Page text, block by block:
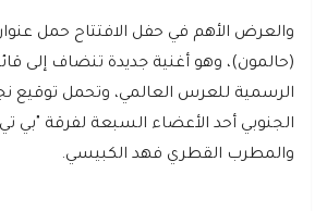
والعرض الأهم في حفل الافتتاح حمل عنوان
(حالمون)، وهو أغنية جديدة تنضاف إلى
الرسمية للعرس العالمي، وتحمل توقيع
الجنوبي أحد الأعضاء السبعة لفرقة "بي
والمطرب القطري فهد الكبيسي.